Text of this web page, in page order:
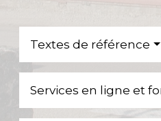
Textes de référence
Services en ligne et